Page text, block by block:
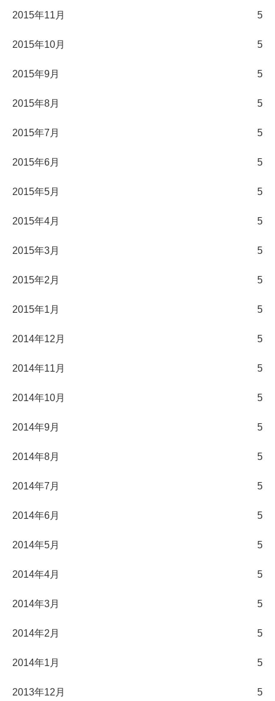
2015年11月 5
2015年10月 5
2015年9月 5
2015年8月 5
2015年7月 5
2015年6月 5
2015年5月 5
2015年4月 5
2015年3月 5
2015年2月 5
2015年1月 5
2014年12月 5
2014年11月 5
2014年10月 5
2014年9月 5
2014年8月 5
2014年7月 5
2014年6月 5
2014年5月 5
2014年4月 5
2014年3月 5
2014年2月 5
2014年1月 5
2013年12月 5